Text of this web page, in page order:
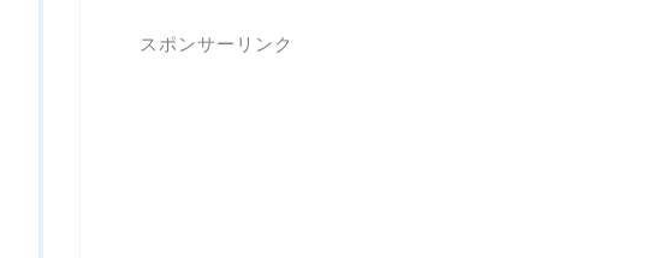
スポンサーリンク